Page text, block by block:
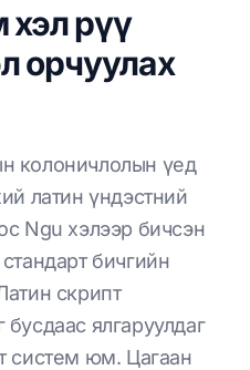
хэл рүү
орчуулах
колоничлолын үед
латин үндэстний
Ngu хэлээр бичсэн
бичгийн
скрипт
ялгаруулдаг
систем юм. Цагаан